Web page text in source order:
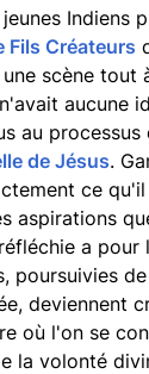
Indiens
Créateurs
scène tout
aucune
au
de Jésus.
ce
aspirations
a pour
poursuivies
deviennent
où l'on se
la volonté